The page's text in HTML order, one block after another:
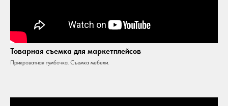
Товарная съемка для маркетплейсов
Прикроватная тумбочка. Съемка мебели.